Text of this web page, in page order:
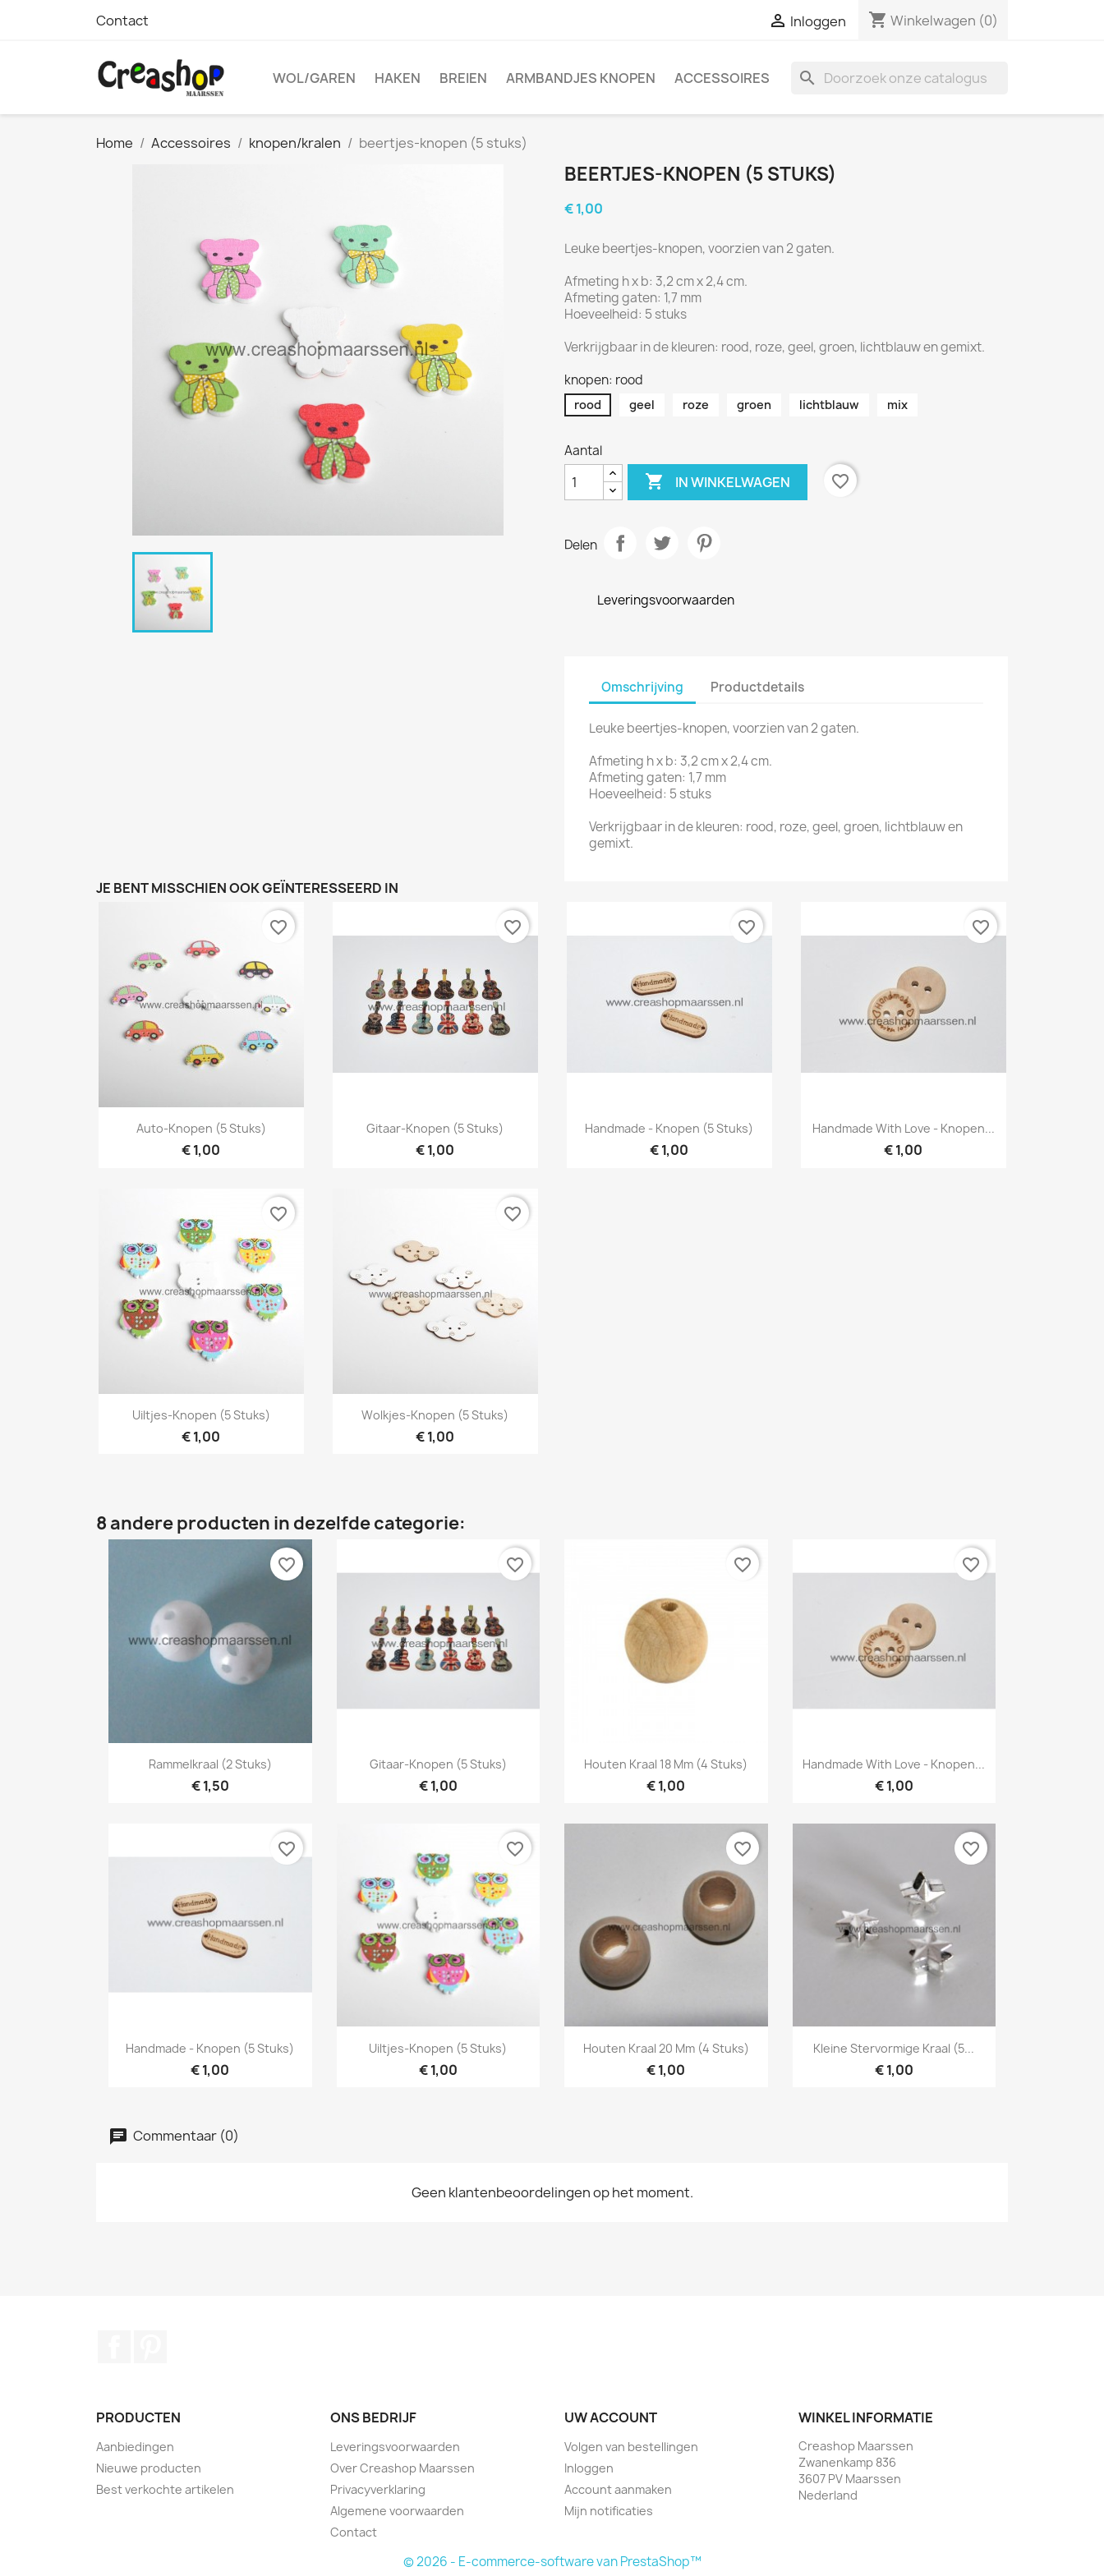
Contact  Inloggen shopping_cart Winkelwagen (0)
WOL/GAREN HAKEN BREIEN ARMBANDJES KNOPEN ACCESSOIRES search
Home Accessoires knopen/kralen beertjes-knopen (5 stuks)
BEERTJES-KNOPEN (5 STUKS)
€ 1,00
Leuke beertjes-knopen, voorzien van 2 gaten.
Afmeting h x b: 3,2 cm x 2,4 cm.
Afmeting gaten: 1,7 mm
Hoeveelheid: 5 stuks
Verkrijgbaar in de kleuren: rood, roze, geel, groen, lichtblauw en gemixt.
knopen: rood
rood geel roze groen lichtblauw mix
Aantal
 IN WINKELWAGEN favorite_border
Delen
Leveringsvoorwaarden
Omschrijving Productdetails
Leuke beertjes-knopen, voorzien van 2 gaten.
Afmeting h x b: 3,2 cm x 2,4 cm.
Afmeting gaten: 1,7 mm
Hoeveelheid: 5 stuks
Verkrijgbaar in de kleuren: rood, roze, geel, groen, lichtblauw en
gemixt.
JE BENT MISSCHIEN OOK GEÏNTERESSEERD IN
Snel bekijken
Auto-Knopen (5 Stuks)
€ 1,00
favorite_border
Snel bekijken
Gitaar-Knopen (5 Stuks)
€ 1,00
favorite_border
Snel bekijken
Handmade - Knopen (5 Stuks)
€ 1,00
favorite_border
Snel bekijken
Handmade With Love - Knopen...
€ 1,00
favorite_border
 Snel bekijken
Uiltjes-Knopen (5 Stuks)
€ 1,00
favorite_border
Snel bekijken
Wolkjes-Knopen (5 Stuks)
€ 1,00
favorite_border
8 andere producten in dezelfde categorie:
Snel bekijken
Rammelkraal (2 Stuks)
€ 1,50
favorite_border
 Snel bekijken
Gitaar-Knopen (5 Stuks)
€ 1,00
favorite_border
Snel bekijken
Houten Kraal 18 Mm (4 Stuks)
€ 1,00
favorite_border
Snel bekijken
Handmade With Love - Knopen...
€ 1,00
favorite_border
Snel bekijken
Handmade - Knopen (5 Stuks)
€ 1,00
favorite_border
 Snel bekijken
Uiltjes-Knopen (5 Stuks)
€ 1,00
favorite_border
Snel bekijken
Houten Kraal 20 Mm (4 Stuks)
€ 1,00
favorite_border
Snel bekijken
Kleine Stervormige Kraal (5...
€ 1,00
favorite_border
Commentaar (0)
Geen klantenbeoordelingen op het moment.
PRODUCTEN
Aanbiedingen
Nieuwe producten
Best verkochte artikelen
ONS BEDRIJF
Leveringsvoorwaarden
Over Creashop Maarssen
Privacyverklaring
Algemene voorwaarden
Contact
UW ACCOUNT
Volgen van bestellingen
Inloggen
Account aanmaken
Mijn notificaties
WINKEL INFORMATIE
Creashop Maarssen
Zwanenkamp 836
3607 PV Maarssen
Nederland
© 2026 - E-commerce-software van PrestaShop™